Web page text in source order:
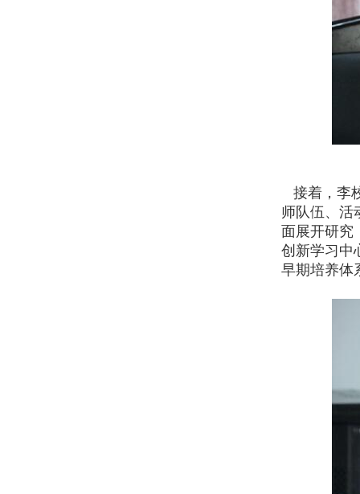
接着，李
师队伍、活
面展开研究
创新学习中
早期培养体